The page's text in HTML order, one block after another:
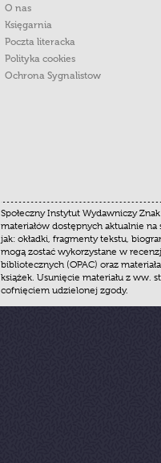
O nas
Księgarnia
Poczta literacka
Polityka cookies
Ochrona Sygnalistow
Społeczny Instytut Wydawniczy
materiałów dostępnych aktualnie
jak: okładki, fragmenty tekstu,
mogą zostać wykorzystane w
bibliotecznych (OPAC) oraz
książek. Usunięcie materiału z ww.
cofnięciem udzielonej zgody.